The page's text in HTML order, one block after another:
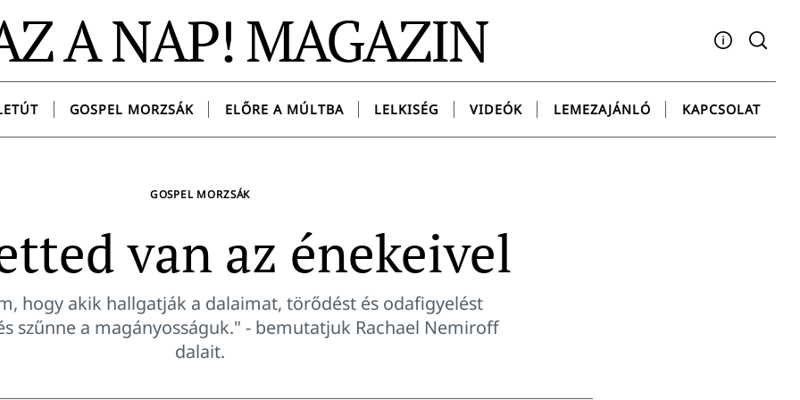
A NAP! MAGAZIN
Facebook
YouTubeInstagram
TwitterSpotify
GOSPEL MORZSÁK ELŐRE A MÚLTBA LELKISÉG VIDEÓK LEMEZAJÁNLÓ KAPCSOLAT
GOSPEL MORZSÁK
van az énekeivel
hogy akik hallgatják a dalaimat, törődést és odafigyelést
szűnne a magányosságuk." - bemutatjuk Rachael Nemiroff
dalait.